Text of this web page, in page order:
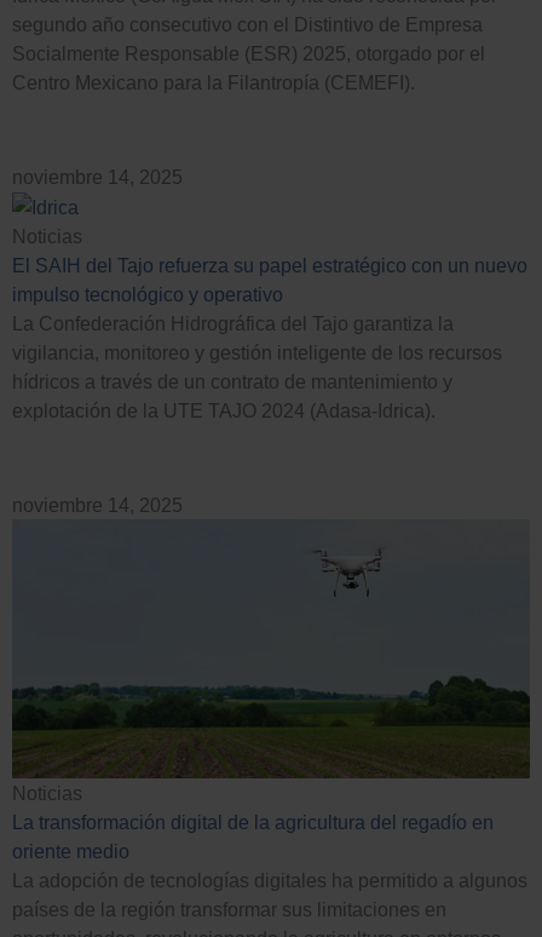
segundo año consecutivo con el Distintivo de Empresa
Socialmente Responsable (ESR) 2025, otorgado por el
Centro Mexicano para la Filantropía (CEMEFI).
noviembre 14, 2025
Noticias
El SAIH del Tajo refuerza su papel estratégico con un nuevo
impulso tecnológico y operativo
La Confederación Hidrográfica del Tajo garantiza la
vigilancia, monitoreo y gestión inteligente de los recursos
hídricos a través de un contrato de mantenimiento y
explotación de la UTE TAJO 2024 (Adasa-Idrica).
noviembre 14, 2025
Noticias
La transformación digital de la agricultura del regadío en
oriente medio
La adopción de tecnologías digitales ha permitido a algunos
países de la región transformar sus limitaciones en